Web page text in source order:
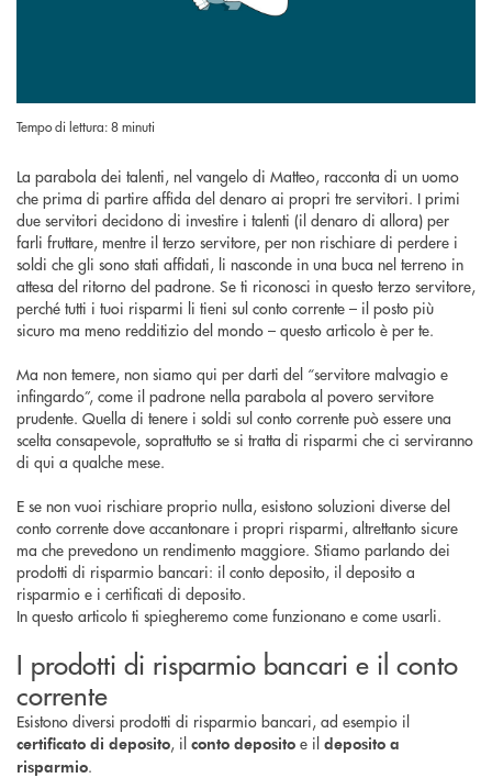
Tempo di lettura: 8 minuti
La parabola dei talenti, nel vangelo di Matteo, racconta di un uomo
che prima di partire affida del denaro ai propri tre servitori. I primi
due servitori decidono di investire i talenti (il denaro di allora) per
farli fruttare, mentre il terzo servitore, per non rischiare di perdere i
soldi che gli sono stati affidati, li nasconde in una buca nel terreno in
attesa del ritorno del padrone. Se ti riconosci in questo terzo servitore,
perché tutti i tuoi risparmi li tieni sul conto corrente – il posto più
sicuro ma meno redditizio del mondo – questo articolo è per te.
Ma non temere, non siamo qui per darti del “servitore malvagio e
infingardo”, come il padrone nella parabola al povero servitore
prudente. Quella di tenere i soldi sul conto corrente può essere una
scelta consapevole, soprattutto se si tratta di risparmi che ci serviranno
di qui a qualche mese.
E se non vuoi rischiare proprio nulla, esistono soluzioni diverse del
conto corrente dove accantonare i propri risparmi, altrettanto sicure
ma che prevedono un rendimento maggiore. Stiamo parlando dei
prodotti di risparmio bancari: il conto deposito, il deposito a
risparmio e i certificati di deposito.
In questo articolo ti spiegheremo come funzionano e come usarli.
I prodotti di risparmio bancari e il conto
corrente
Esistono diversi prodotti di risparmio bancari, ad esempio il
certificato di deposito, il conto deposito e il deposito a
risparmio.